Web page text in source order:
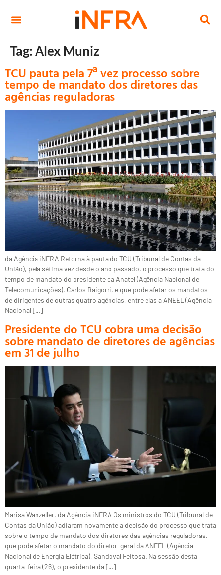
Tag:Alex Muniz
TCU pauta pela 7ª vez processo sobre
tempo de mandato dos diretores das
agências reguladoras
da Agência iNFRA Retorna à pauta do TCU (Tribunal de Contas da
União), pela sétima vez desde o ano passado, o processo que trata do
tempo de mandato do presidente da Anatel (Agência Nacional de
Telecomunicações), Carlos Baigorri, e que pode afetar os mandatos
de dirigentes de outras quatro agências, entre elas a ANEEL (Agência
Nacional […]
Presidente do TCU cobra uma decisão
sobre mandato de diretores de agências
em 31 de julho
Marisa Wanzeller, da Agência iNFRA Os ministros do TCU (Tribunal de
Contas da União) adiaram novamente a decisão do processo que trata
sobre o tempo de mandato dos diretores das agências reguladoras,
que pode afetar o mandato do diretor-geral da ANEEL (Agência
Nacional de Energia Elétrica), Sandoval Feitosa. Na sessão desta
quarta-feira (26), o presidente da […]